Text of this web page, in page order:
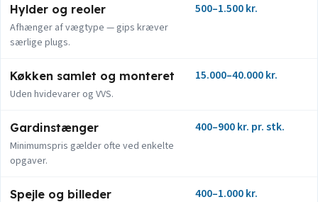
Hylder og reoler
Afhænger af vægtype — gips kræver
særlige plugs.
500–1.500 kr.
Køkken samlet og monteret
Uden hvidevarer og VVS.
15.000–40.000 kr.
Gardinstænger
Minimumspris gælder ofte ved enkelte
opgaver.
400–900 kr. pr. stk.
Spejle og billeder
400–1.000 kr.